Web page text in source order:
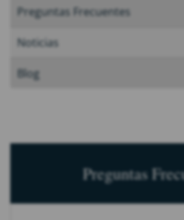
Preguntas Frecuentes
Noticias
Blog
Preguntas